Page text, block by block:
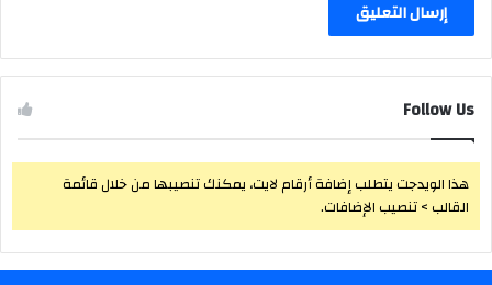
Follow Us
هذا الويدجت يتطلب إضافة أرقام لايت، يمكنك تنصيبها من خلال قائمة
القالب > تنصيب الإضافات.